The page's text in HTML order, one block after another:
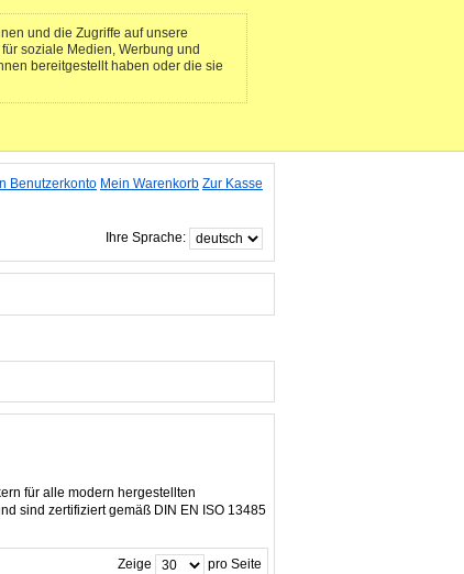
und die Zugriffe auf unsere
soziale Medien, Werbung und
bereitgestellt haben oder die sie
Benutzerkonto Mein Warenkorb Zur Kasse
Ihre Sprache:
für alle modern hergestellten
sind zertifiziert gemäß DIN EN ISO 13485
Zeige pro Seite